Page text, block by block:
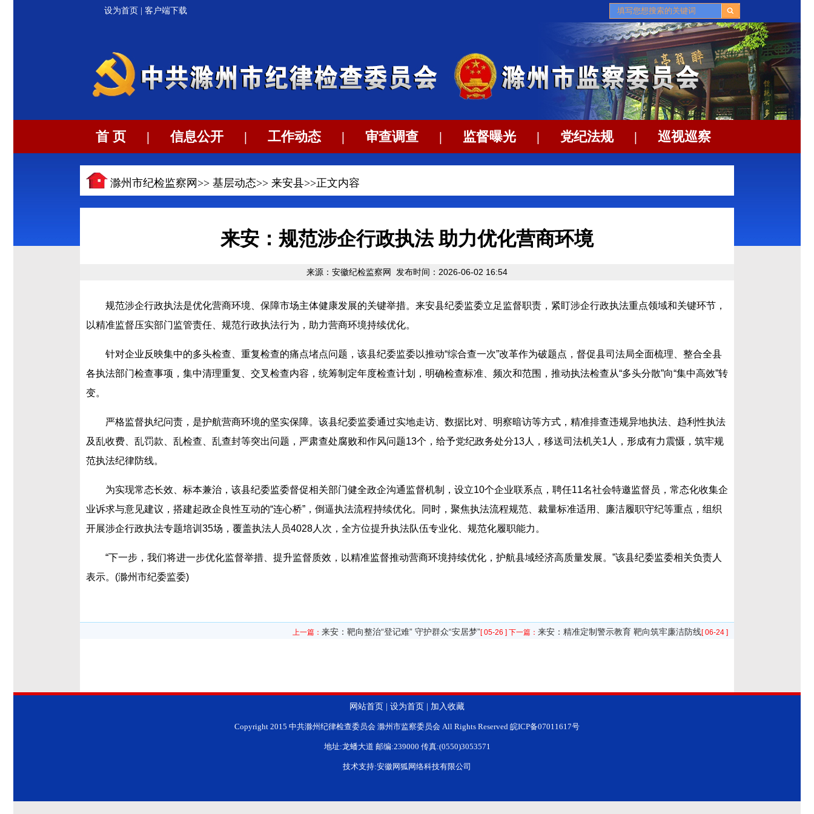
设为首页 客户端下载
首 页 | 信息公开 | 工作动态 | 审查调查 | 监督曝光 | 党纪法规 | 巡视巡察
滁州市纪检监察网>> 基层动态>> 来安县>>正文内容
来安：规范涉企行政执法 助力优化营商环境
来源：安徽纪检监察网 发布时间：2026-06-02 16:54
规范涉企行政执法是优化营商环境、保障市场主体健康发展的关键举措。来安县纪委监委立足监督职责，紧盯涉企行政执法重点领域和关键环节，
以精准监督压实部门监管责任、规范行政执法行为，助力营商环境持续优化。
针对企业反映集中的多头检查、重复检查的痛点堵点问题，该县纪委监委以推动“综合查一次”改革作为破题点，督促县司法局全面梳理、整合全县
各执法部门检查事项，集中清理重复、交叉检查内容，统筹制定年度检查计划，明确检查标准、频次和范围，推动执法检查从“多头分散”向“集中高效”转
变。
严格监督执纪问责，是护航营商环境的坚实保障。该县纪委监委通过实地走访、数据比对、明察暗访等方式，精准排查违规异地执法、趋利性执法
及乱收费、乱罚款、乱检查、乱查封等突出问题，严肃查处腐败和作风问题13个，给予党纪政务处分13人，移送司法机关1人，形成有力震慑，筑牢规
范执法纪律防线。
为实现常态长效、标本兼治，该县纪委监委督促相关部门健全政企沟通监督机制，设立10个企业联系点，聘任11名社会特邀监督员，常态化收集企
业诉求与意见建议，搭建起政企良性互动的“连心桥”，倒逼执法流程持续优化。同时，聚焦执法流程规范、裁量标准适用、廉洁履职守纪等重点，组织
开展涉企行政执法专题培训35场，覆盖执法人员4028人次，全方位提升执法队伍专业化、规范化履职能力。
“下一步，我们将进一步优化监督举措、提升监督质效，以精准监督推动营商环境持续优化，护航县域经济高质量发展。”该县纪委监委相关负责人
表示。(滁州市纪委监委)
上一篇： 来安：靶向整治“登记难” 守护群众“安居梦”[ 05-26 ] 下一篇： 来安：精准定制警示教育 靶向筑牢廉洁防线[ 06-24 ]
网站首页 设为首页 加入收藏
Copyright 2015 中共滁州纪律检查委员会 滁州市监察委员会 All Rights Reserved 皖ICP备07011617号
地址:龙蟠大道 邮编:239000 传真:(0550)3053571
技术支持:安徽网狐网络科技有限公司